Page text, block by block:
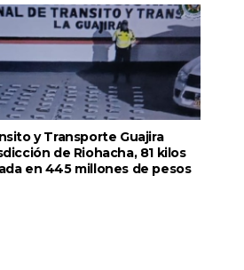
y Transporte Guajira
de Riohacha, 81 kilos
en 445 millones de pesos